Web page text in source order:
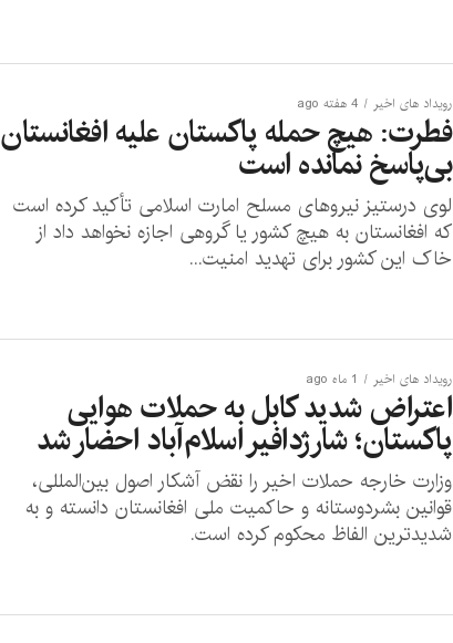
رویداد های اخیر 4 هفته ago
فطرت: هیچ حمله پاکستان علیه افغانستان
بی‌پاسخ نمانده است
لوی درستیز نیروهای مسلح امارت اسلامی تأکید کرده است
که افغانستان به هیچ کشور یا گروهی اجازه نخواهد داد از
خاک این کشور برای تهدید امنیت...
رویداد های اخیر 1 ماه ago
اعتراض شدید کابل به حملات هوایی
پاکستان؛ شارژدافیر اسلام‌آباد احضار شد
وزارت خارجه حملات اخیر را نقض آشکار اصول بین‌المللی،
قوانین بشردوستانه و حاکمیت ملی افغانستان دانسته و به
شدیدترین الفاظ محکوم کرده است.